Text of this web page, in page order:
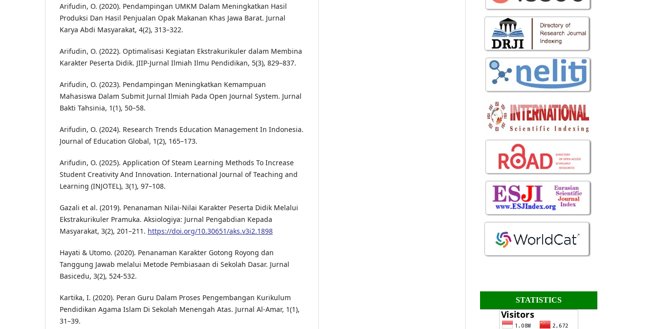
Arifudin, O. (2020). Pendampingan UMKM Dalam Meningkatkan Hasil
Produksi Dan Hasil Penjualan Opak Makanan Khas Jawa Barat. Jurnal
Karya Abdi Masyarakat, 4(2), 313–322.
Arifudin, O. (2022). Optimalisasi Kegiatan Ekstrakurikuler dalam Membina
Karakter Peserta Didik. JIIP-Jurnal Ilmiah Ilmu Pendidikan, 5(3), 829–837.
Arifudin, O. (2023). Pendampingan Meningkatkan Kemampuan
Mahasiswa Dalam Submit Jurnal Ilmiah Pada Open Journal System. Jurnal
Bakti Tahsinia, 1(1), 50–58.
Arifudin, O. (2024). Research Trends Education Management In Indonesia.
Journal of Education Global, 1(2), 165–173.
Arifudin, O. (2025). Application Of Steam Learning Methods To Increase
Student Creativity And Innovation. International Journal of Teaching and
Learning (INJOTEL), 3(1), 97–108.
Gazali et al. (2019). Penanaman Nilai-Nilai Karakter Peserta Didik Melalui
Ekstrakurikuler Pramuka. Aksiologiya: Jurnal Pengabdian Kepada
Masyarakat, 3(2), 201–211. https://doi.org/10.30651/aks.v3i2.1898
Hayati & Utomo. (2020). Penanaman Karakter Gotong Royong dan
Tanggung Jawab melalui Metode Pembiasaan di Sekolah Dasar. Jurnal
Basicedu, 3(2), 524-532.
Kartika, I. (2020). Peran Guru Dalam Proses Pengembangan Kurikulum
Pendidikan Agama Islam Di Sekolah Menengah Atas. Jurnal Al-Amar, 1(1),
31–39.
STATISTICS